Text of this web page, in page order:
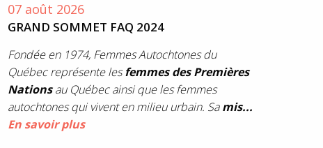
07 août 2026
GRAND SOMMET FAQ 2024
Fondée en 1974, Femmes Autochtones du
Québec représente lesfemmes des Premières
Nationsau Québec ainsi que les femmes
autochtones qui vivent en milieu urbain. Samis...
En savoir plus